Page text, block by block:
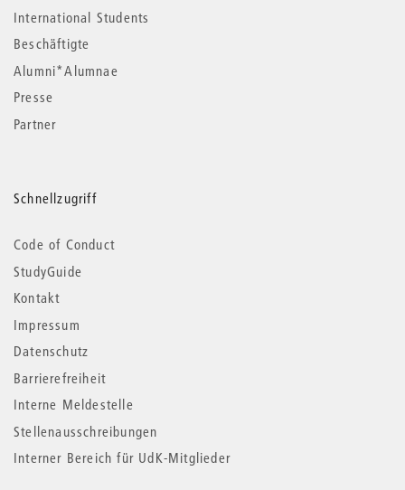
International Students
Beschäftigte
Alumni*Alumnae
Presse
Partner
Schnellzugriff
Code of Conduct
StudyGuide
Kontakt
Impressum
Datenschutz
Barrierefreiheit
Interne Meldestelle
Stellenausschreibungen
Interner Bereich für UdK-Mitglieder